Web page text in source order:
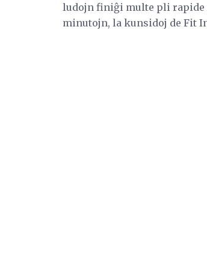
ludojn finiĝi multe pli rapide
minutojn, la kunsidoj de Fit